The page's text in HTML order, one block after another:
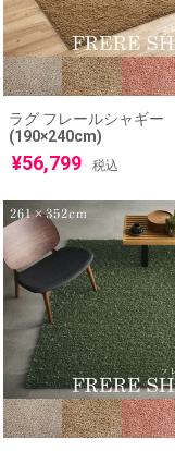
ラグ フレールシャギー
(190×240cm)
¥56,799 税込